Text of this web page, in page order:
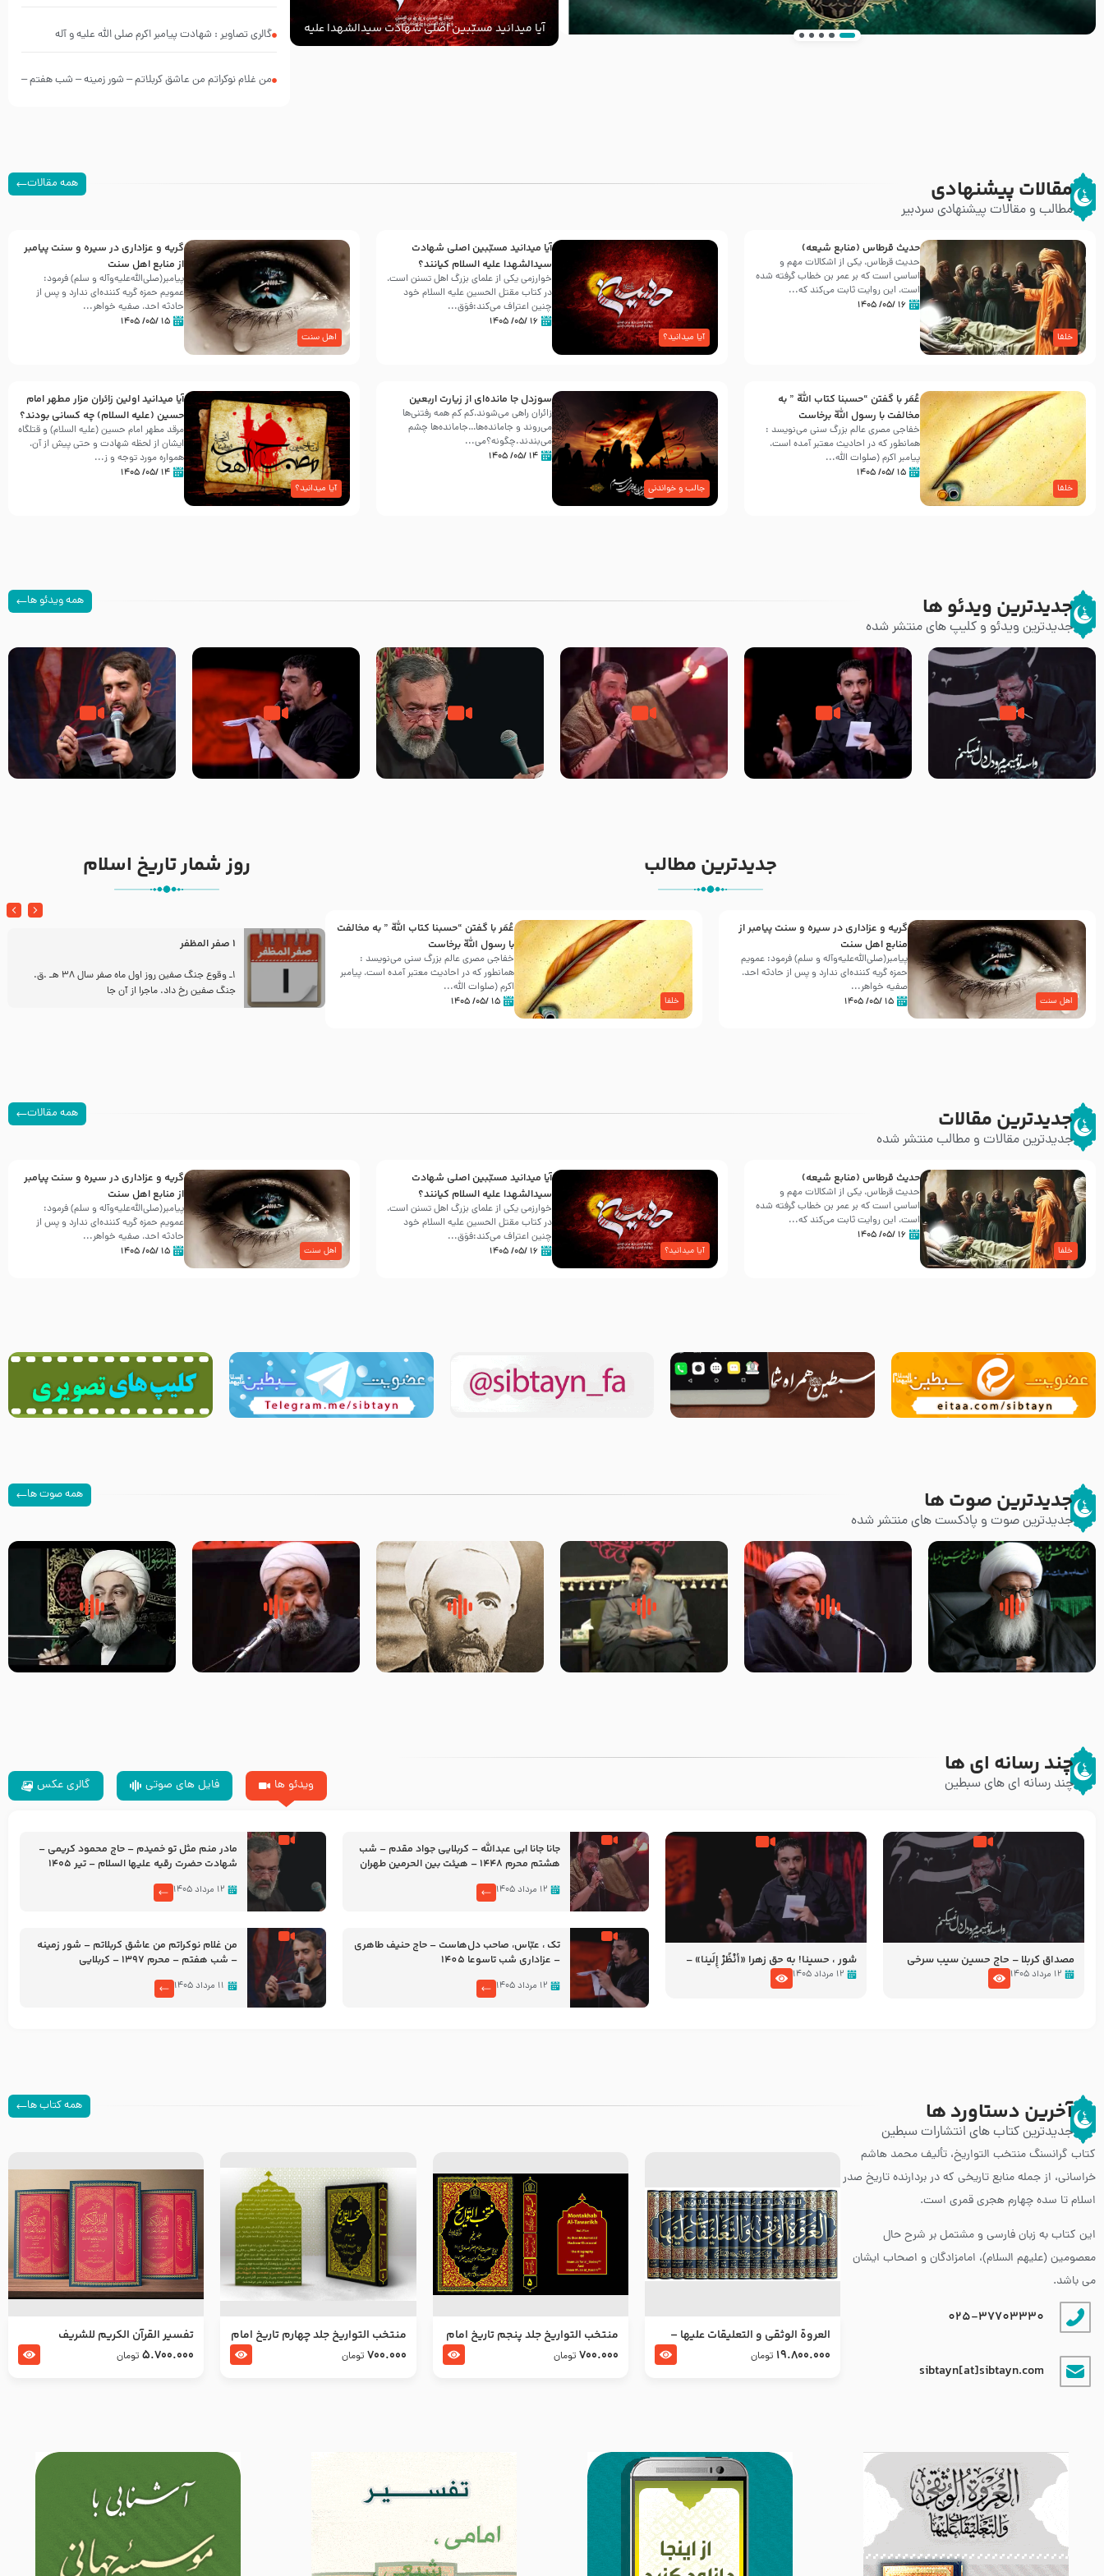
آیا میدانید مسبّبین اصلی شهادت سیدالشهدا علیه
‌السلام کیانند؟
گالری تصاویر : شهادت پیامبر اکرم صلی الله علیه و آله
من غلام نوکراتم من عاشق کربلاتم – شور زمینه – شب هفتم –
مقالات پیشنهادی
مطالب و مقالات پیشنهادی سردبیر
همه مقالات
خلفا
حدیث قرطاس (منابع شیعه)
حدیث قرطاس، یکی از اشکالات مهم و
اساسی است که بر عمر بن خطاب گرفته شده
است، این روایت ثابت می‌کند که...
۱۶ /۰۵/ ۱۴۰۵
آیا میدانید؟
آیا میدانید مسبّبین اصلی شهادت
سیدالشهدا علیه ‌السلام کیانند؟
خوارزمی یکی از علمای بزرگ اهل تسنن است،
در کتاب مقتل الحسین علیه ‌السلام خود
چنین اعتراف می‌کند:فوَق...
۱۶ /۰۵/ ۱۴۰۵
اهل سنت
گریه و عزاداری در سیره و سنت پیامبر
از منابع اهل سنت
پیامبر(صلی‌الله‌علیه‌وآله و سلم) فرمود:
عمویم حمزه گریه کننده‌ای ندارد و پس از
حادثه احد، صفیه خواهر...
۱۵ /۰۵/ ۱۴۰۵
خلفا
عُمَر با گفتن “حسبنا كتاب اللّه ” به
مخالفت با رسول اللّه برخاست
خفاجی مصری عالم بزرگ سنی می‌نویسد :
همانطور که در احادیث معتبر آمده است،
پیامبر اکرم (صلوات اللّه...
۱۵ /۰۵/ ۱۴۰۵
جالب و خواندنی
سوزدل جا مانده‌ای از زیارت اربعین
زائران راهی می‌شوند،کم‌ کم همه رفتنی‌ها
می‌روند و جامانده‌ها…جامانده‌ها چشم
می‌بندند.چگونه؟می‌...
۱۴ /۰۵/ ۱۴۰۵
آیا میدانید؟
آیا میدانید اولین زائران مزار مطهر امام
حسین (علیه السلام) چه کسانی بودند؟
مرقد مطهر امام حسین (علیه السلام) و قتلگاه
ایشان از لحظه شهادت و حتی پیش از آن،
همواره مورد توجه و ز...
۱۴ /۰۵/ ۱۴۰۵
جدیدترین ویدئو ها
جدیدترین ویدئو و کلیپ های منتشر شده
همه ویدئو ها
مصداق کربلا – حاج حسین سیب
شور ، حسینا! به‌ حق زهرا «أُنْظُرْ
إِلَینا» – عزاداری شب هفتم ماه
جانا جانا ابی عبدالله – کربلایی
جواد مقدم – شب هشتم محرم
مادر منم مثل تو خمیدم – حاج
محمود کریمی – شهادت حضرت
تک ، عبّاس، صاحب دل‌هاست –
حاج حنیف طاهری – عزاداری شب
من غلام نوکراتم من عاشق
کربلاتم – شور زمینه – شب هفتم
جدیدترین مطالب
اهل سنت
گریه و عزاداری در سیره و سنت پیامبر از
منابع اهل سنت
پیامبر(صلی‌الله‌علیه‌وآله و سلم) فرمود: عمویم
حمزه گریه کننده‌ای ندارد و پس از حادثه احد،
صفیه خواهر...
۱۵ /۰۵/ ۱۴۰۵ خلفا
عُمَر با گفتن “حسبنا كتاب اللّه ” به مخالفت
با رسول اللّه برخاست
خفاجی مصری عالم بزرگ سنی می‌نویسد :
همانطور که در احادیث معتبر آمده است، پیامبر
اکرم (صلوات اللّه...
۱۵ /۰۵/ ۱۴۰۵
روز شمار تاریخ اسلام
30 صفر المظفر
شهادت حضرت علی بن موسی الرضا (علیه السلام) در روز
آخـر صفر سـال 203 هـ .ق. هشـتمین اختر تابناک امامت
1 صفر المظفر
1ـ وقوع جنگ صفین روز اول ماه صفر سال 38 هـ .ق.
جنگ صفین رخ داد. ماجرا از آن جا
جدیدترین مقالات
جدیدترین مقالات و مطالب منتشر شده
همه مقالات
خلفا
حدیث قرطاس (منابع شیعه)
حدیث قرطاس، یکی از اشکالات مهم و
اساسی است که بر عمر بن خطاب گرفته شده
است، این روایت ثابت می‌کند که...
۱۶ /۰۵/ ۱۴۰۵
آیا میدانید؟
آیا میدانید مسبّبین اصلی شهادت
سیدالشهدا علیه ‌السلام کیانند؟
خوارزمی یکی از علمای بزرگ اهل تسنن است،
در کتاب مقتل الحسین علیه ‌السلام خود
چنین اعتراف می‌کند:فوَق...
۱۶ /۰۵/ ۱۴۰۵ اهل سنت
گریه و عزاداری در سیره و سنت پیامبر
از منابع اهل سنت
پیامبر(صلی‌الله‌علیه‌وآله و سلم) فرمود:
عمویم حمزه گریه کننده‌ای ندارد و پس از
حادثه احد، صفیه خواهر...
۱۵ /۰۵/ ۱۴۰۵
جدیدترین صوت ها
جدیدترین صوت و پادکست های منتشر شده
همه صوت ها
زوّار اربعین امام حسین (علیه
السلام) با این اشتیاق به زیارت
روضه جانسوز پاره های جگر امام
حسن مجتبی علیه السلام-حجت
لقب حضرت رقیه سلام الله علیها
به چه معناست – حجت الاسلام
روضه‌ی مجلس یزید ملعون و
اسارت اهل‌بیت علیهم‌السلام –
سلام جوانی که امام حسین علیه
السلام خودش جوابش را دادند
زیارتی که اسباب رزق زیاد و عمر
طولانی است حجت السلام حسین
چند رسانه ای ها
چند رسانه ای های سبطین ویدئو ها فایل های صوتی گالری عکس
مصداق کربلا – حاج حسین سیب سرخی
۱۲ مرداد ۱۴۰۵
شور ، حسینا! به‌ حق زهرا «أُنْظُرْ إِلَینا» –
عزاداری شب هفتم ماه محرّم 1405
۱۲ مرداد ۱۴۰۵
جانا جانا ابی عبدالله – کربلایی جواد مقدم – شب
هشتم محرم 1448 – هیئت بین الحرمین طهران
۱۲ مرداد ۱۴۰۵
مادر منم مثل تو خمیدم – حاج محمود کریمی –
شهادت حضرت رقیه علیها السلام – تیر ۱۴۰۵
۱۲ مرداد ۱۴۰۵
تک ، عبّاس، صاحب دل‌هاست – حاج حنیف طاهری
– عزاداری شب تاسوعا 1405
۱۲ مرداد ۱۴۰۵
من غلام نوکراتم من عاشق کربلاتم – شور زمینه
– شب هفتم – محرم 1397 – کربلایی
۱۱ مرداد ۱۴۰۵
آخرین دستاورد ها
جدیدترین کتاب های انتشارات سبطین
همه کتاب ها
کتاب گرانسنگ منتخب التواريخ، تألیف محمد هاشم
خراسانی، از جمله منابع تاریخی که در بردارنده تاریخ صدر
اسلام تا سده چهارم هجری قمری است.
این کتاب به زبان فارسی و مشتمل بر شرح حال
معصومین (علیهم السلام)، امامزادگان و اصحاب ایشان
می باشد.
025-37703330
sibtayn[at]sibtayn.com
العروة الوثقى و التعليقات عليها –
طرح جدید
19.800.000 تومان
منتخب التواریخ جلد پنجم تاریخ امام
جعفر صادق و امام موسی بن جعفر
700.000 تومان
منتخب التواریخ جلد چهارم تاریخ امام
زین العابدین و امام محمد باقر
700.000 تومان
تفسير القرآن الكريم للشريف
المرتضي قدس سرّه
5.700.000 تومان